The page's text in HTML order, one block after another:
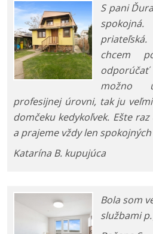
S pani
chcem
možno
profesijnej úrovni, tak ju
domčeku kedykoľvek. Ešte
a prajeme vždy len
Katarína B. kupujúca
Bola som
službami